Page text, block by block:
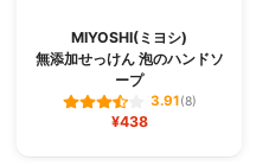
MIYOSHI(ミヨシ)
無添加せっけん 泡のハンドソ
ープ
3.91(8)
¥438